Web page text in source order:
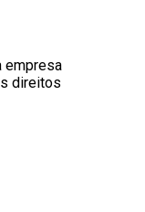
empresa
direitos